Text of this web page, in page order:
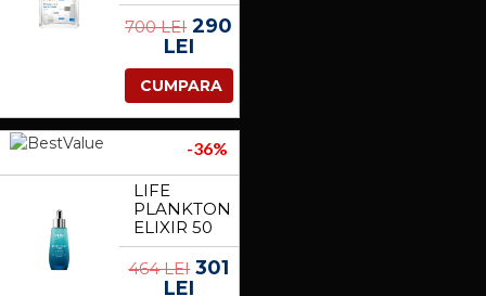
700 LEI290
LEI
CUMPARA
-36%
LIFE
PLANKTON
ELIXIR 50
ML
464 LEI301
LEI